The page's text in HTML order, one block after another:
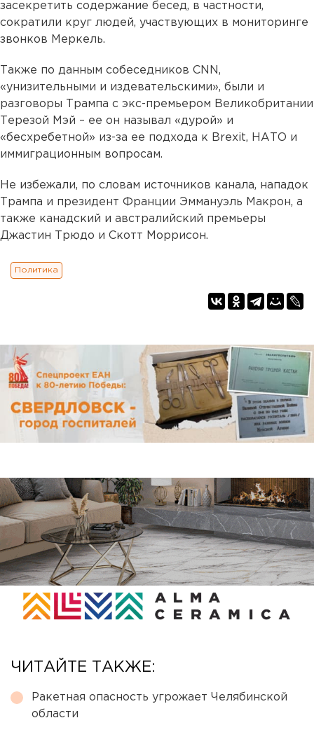
засекретить содержание бесед, в частности,
сократили круг людей, участвующих в мониторинге
звонков Меркель.
Также по данным собеседников CNN,
«унизительными и издевательскими», были и
разговоры Трампа с экс-премьером Великобритании
Терезой Мэй – ее он называл «дурой» и
«бесхребетной» из-за ее подхода к Brexit, НАТО и
иммиграционным вопросам.
Не избежали, по словам источников канала, нападок
Трампа и президент Франции Эммануэль Макрон, а
также канадский и австралийский премьеры
Джастин Трюдо и Скотт Моррисон.
Политика
ЧИТАЙТЕ ТАКЖЕ:
Ракетная опасность угрожает Челябинской
области